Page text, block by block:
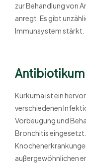
zur Behandlung von
anregt. Es gibt
Immunsystem stärkt.
Antibiotikum
Kurkuma ist ein
verschiedenen
Vorbeugung und
Bronchitis
außergewöhnlichen